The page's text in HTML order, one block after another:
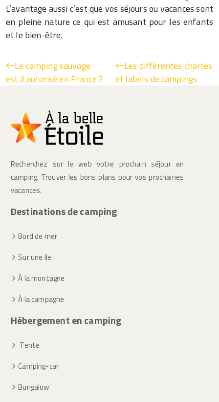
L’avantage aussi c’est que vos séjours ou vacances sont
en pleine nature ce qui est amusant pour les enfants
et le bien-être.
Le camping sauvage
est il autorisé en France ?
Les différentes chartes
et labels de campings
Recherchez sur le web votre prochain séjour en
camping. Trouver les bons plans pour vos prochaines
vacances.
Destinations de camping
Bord de mer
Sur une île
À la montagne
À la campagne
Hébergement en camping
Tente
Camping-car
Bungalow